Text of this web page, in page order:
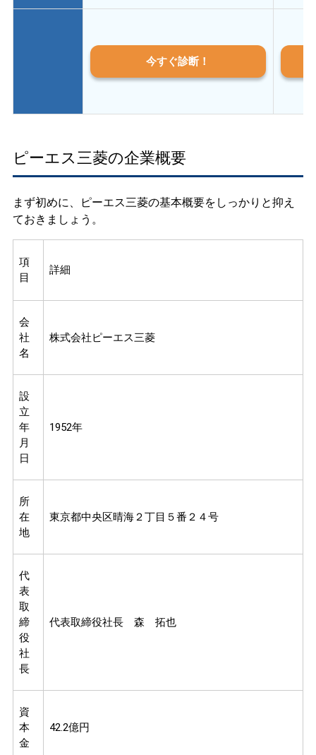
今すぐ診断！
ピーエス三菱の企業概要
まず初めに、ピーエス三菱の基本概要をしっかりと抑え
ておきましょう。
項
目
詳細
会
社
名
株式会社ピーエス三菱
設
立
年
月
日
1952年
所
在
地
東京都中央区晴海２丁目５番２４号
代
表
取
締
役
社
長
代表取締役社長 森 拓也
資
本
金
42.2億円